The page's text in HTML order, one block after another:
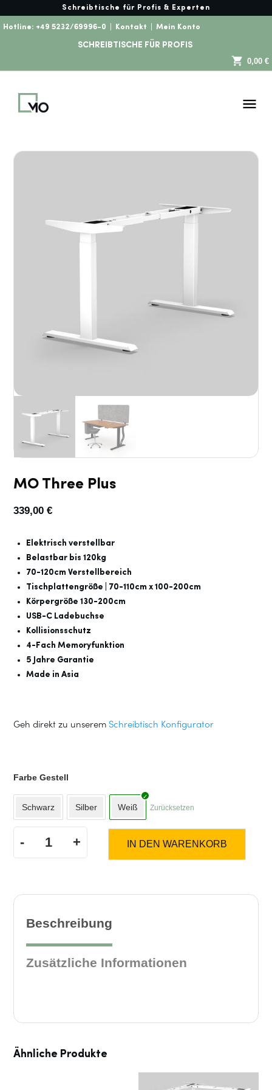
Schreibtische für Profis & Experten
Hotline: +49 5232/69996-0 Kontakt Mein Konto
SCHREIBTISCHE FÜR PROFIS
0,00 €
MO Three Plus
339,00 €
Elektrisch verstellbar
Belastbar bis 120kg
70-120cm Verstellbereich
Tischplattengröße | 70-110cm x 100-200cm
Körpergröße 130-200cm
USB-C Ladebuchse
Kollisionsschutz
4-Fach Memoryfunktion
5 Jahre Garantie
Made in Asia
Geh direkt zu unserem Schreibtisch Konfigurator
Farbe Gestell
Schwarz Silber Weiß Zurücksetzen
-
MO
Plus
Menge
+ IN DEN WARENKORB
Beschreibung
Zusätzliche Informationen
Ähnliche Produkte